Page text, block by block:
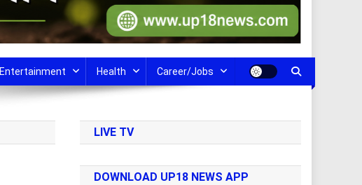
Entertainment Health Career/Jobs
LIVE TV
DOWNLOAD UP18 NEWS APP